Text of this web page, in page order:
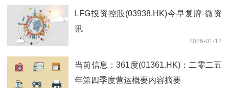
LFG投资控股(03938.HK)今早复牌-微资
讯
2026-01-12
当前信息：361度(01361.HK)：二零二五
年第四季度营运概要内容摘要